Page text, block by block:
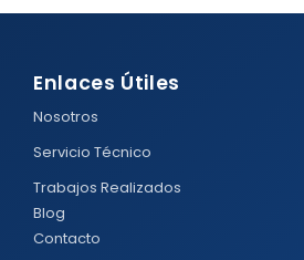
Enlaces Útiles
Nosotros
Servicio Técnico
Trabajos Realizados
Blog
Contacto